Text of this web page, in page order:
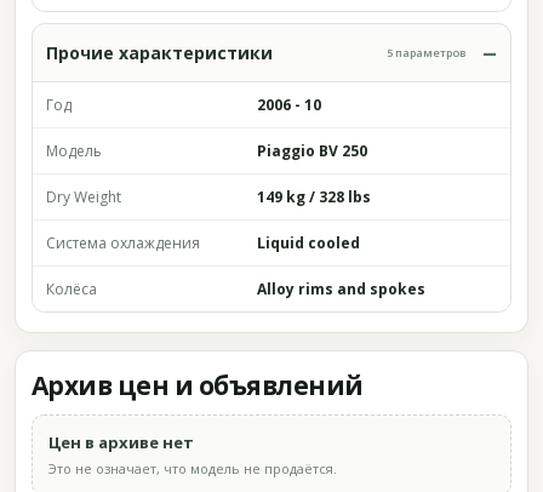
Прочие характеристики 5 параметров
Год 2006 - 10
Модель Piaggio BV 250
Dry Weight 149 kg / 328 lbs
Система охлаждения Liquid cooled
Колёса Alloy rims and spokes
Архив цен и объявлений
Цен в архиве нет
Это не означает, что модель не продаётся.